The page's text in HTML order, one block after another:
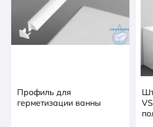
Профиль для
герметизации ванны